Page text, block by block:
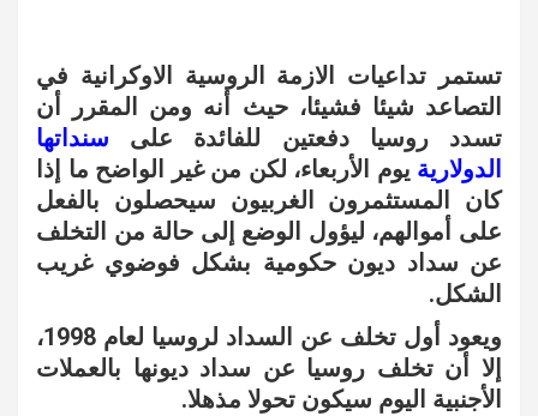
تستمر تداعيات الازمة الروسية الاوكرانية في
التصاعد شيئا فشيئا، حيث أنه ومن المقرر أن
تسدد روسيا دفعتين للفائدة على سنداتها
الدولارية يوم الأربعاء، لكن من غير الواضح ما إذا
كان المستثمرون الغربيون سيحصلون بالفعل
على أموالهم، ليؤول الوضع إلى حالة من التخلف
عن سداد ديون حكومية بشكل فوضوي غريب
الشكل.
ويعود أول تخلف عن السداد لروسيا لعام 1998،
إلا أن تخلف روسيا عن سداد ديونها بالعملات
الأجنبية اليوم سيكون تحولا مذهلا.